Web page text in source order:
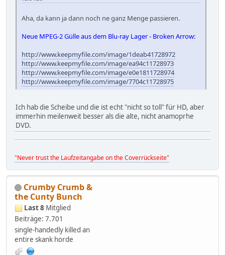
Aha, da kann ja dann noch ne ganz Menge passieren.
Neue MPEG-2 Gülle aus dem Blu-ray Lager - Broken Arrow:
http://www.keepmyfile.com/image/1deab41728972
http://www.keepmyfile.com/image/ea94c11728973
http://www.keepmyfile.com/image/e0e1811728974
http://www.keepmyfile.com/image/7704c11728975
Ich hab die Scheibe und die ist echt "nicht so toll" für HD, aber
immerhin meilenweit besser als die alte, nicht anamoprhe
DVD.
"Never trust the Laufzeitangabe on the Coverrückseite"
Crumby Crumb &
the Cunty Bunch
Last 8 Mitglied
Beiträge: 7.701
single-handedly killed an
entire skank horde